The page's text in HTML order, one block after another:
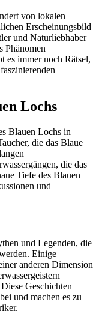
von lokalen
Erscheinungsbild
und Naturliebhaber
Phänomen
es immer noch Rätsel,
Lochs
Blauen Lochs in
die das Blaue
die das
Tiefe des Blauen
und
und Legenden, die
Einige
anderen Dimension
Geschichten
und machen es zu